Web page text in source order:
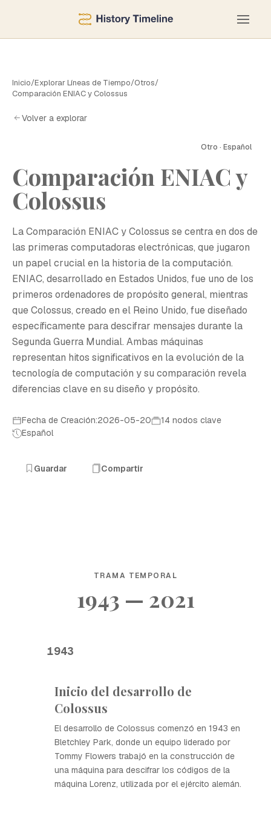
Inicio/Explorar Líneas de Tiempo/Otros/
Comparación ENIAC y Colossus
Volver a explorar
Otro · Español
Comparación ENIAC y
Colossus
La Comparación ENIAC y Colossus se centra en dos de
las primeras computadoras electrónicas, que jugaron
un papel crucial en la historia de la computación.
ENIAC, desarrollado en Estados Unidos, fue uno de los
primeros ordenadores de propósito general, mientras
que Colossus, creado en el Reino Unido, fue diseñado
específicamente para descifrar mensajes durante la
Segunda Guerra Mundial. Ambas máquinas
representan hitos significativos en la evolución de la
tecnología de computación y su comparación revela
diferencias clave en su diseño y propósito.
Fecha de Creación:2026-05-20
14 nodos clave
Español
Guardar Compartir
TRAMA TEMPORAL
1943 — 2021
1943
Inicio del desarrollo de
Colossus
El desarrollo de Colossus comenzó en 1943 en
Bletchley Park, donde un equipo liderado por
Tommy Flowers trabajó en la construcción de
una máquina para descifrar los códigos de la
máquina Lorenz, utilizada por el ejército alemán.